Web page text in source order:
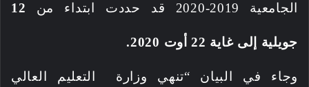
الجامعية 2019-2020 قد حددت ابتداء من 12
جويلية إلى غاية 22 أوت 2020.
وجاء في البيان “تنهي وزارة التعليم العالي